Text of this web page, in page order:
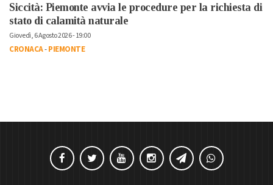
Siccità: Piemonte avvia le procedure per la richiesta di
stato di calamità naturale
Giovedì, 6 Agosto 2026 - 19:00
CRONACA-PIEMONTE